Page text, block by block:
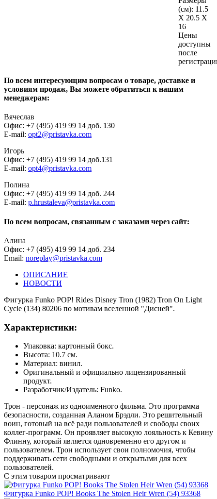
(см): 11.5
X 20.5 X
16
Цены
доступны
после
По всем интересующим вопросам о товаре, доставке и
условиям продаж, Вы можете обратиться к нашим
менеджерам:
Вячеслав
Офис: +7 (495) 419 99 14 доб. 130
E-mail: opt2@pristavka.com
Игорь
Офис: +7 (495) 419 99 14 доб.131
E-mail: opt4@pristavka.com
Полина
Офис: +7 (495) 419 99 14 доб. 244
E-mail: p.hrustaleva@pristavka.com
По всем вопросам, связанным с заказами через сайт:
Алина
Офис: +7 (495) 419 99 14 доб. 234
Email: noreplay@pristavka.com
ОПИСАНИЕ
НОВОСТИ
Фигурка Funko POP! Rides Disney Tron (1982) Tron On Light
Cycle (134) 80206 по мотивам вселенной "Дисней".
Характеристики:
Упаковка: картонный бокс.
Высота: 10.7 см.
Материал: винил.
Оригинальный и официально лицензированный
продукт.
Разработчик/Издатель: Funko.
Трон - персонаж из одноименного фильма. Это программа
безопасности, созданная Аланом Брэдли. Это решительный
воин, готовый на всё ради пользователей и свободы своих
коллег-программ. Он проявляет высокую лояльность к Кевину
Флинну, который является одновременно его другом и
пользователем. Трон использует свои полномочия, чтобы
поддерживать сети свободными и открытыми для всех
пользователей.
С этим товаром просматривают
Фигурка Funko POP! Books The Stolen Heir Wren (54) 93368